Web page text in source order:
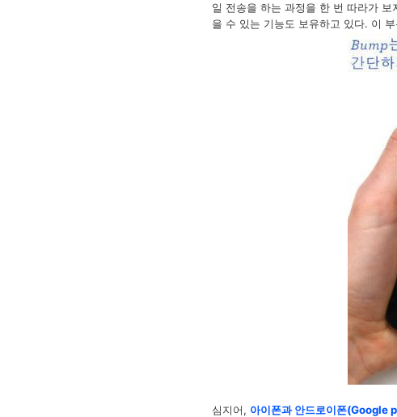
일 전송을 하는 과정을 한 번 따라가 보
을 수 있는 기능도 보유하고 있다. 이
심지어, 아이폰과 안드로이폰(Google